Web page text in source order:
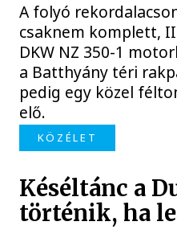
A folyó
csaknem komplett,
DKW NZ 350-1
a Batthyány téri
pedig egy közel
elő.
KÖZÉLET
Késéltánc a
történik, ha